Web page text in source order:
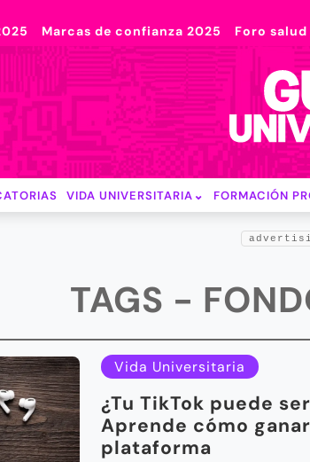
Marcas de confianza 2025 Foro salud
VIDA UNIVERSITARIA FORMACIÓN
TAGS -
Vida Universitaria
¿Tu TikTok puede
Aprende cómo
plataforma